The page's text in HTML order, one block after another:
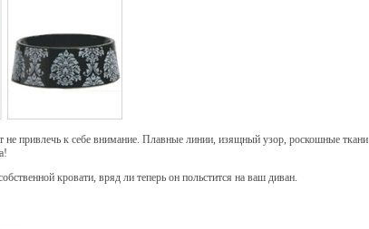
привлечь к себе внимание. Плавные линии, изящный узор, роскошные ткани
кровати, вряд ли теперь он польстится на ваш диван.